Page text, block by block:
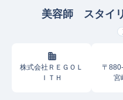
美容師 スタイ
株式会社ＲＥＧＯＬ
ＩＴＨ
〒
宮